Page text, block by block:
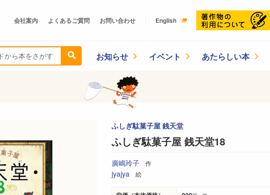
会社案内 よくあるご質問 お問い合わせ English
お知らせ イベント あたらしい本
ふしぎ駄菓子屋 銭天堂
ふしぎ駄菓子屋 銭天堂18
廣嶋玲子 作
jyajya 絵